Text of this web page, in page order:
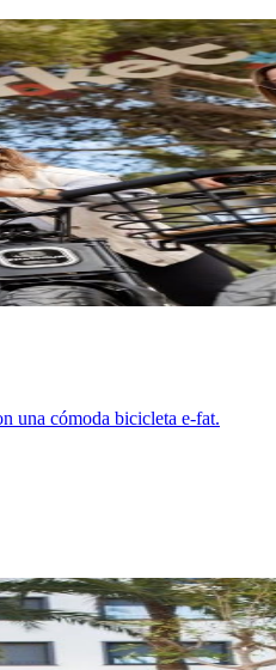
una cómoda bicicleta e-fat.